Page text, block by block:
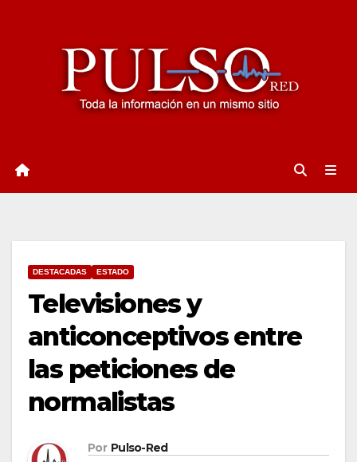
DESTACADAS ESTADO
Televisiones y
anticonceptivos entre
las peticiones de
normalistas
Por Pulso-Red